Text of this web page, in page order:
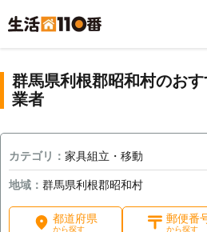
群馬県利根郡昭和村のお
業者
カテゴリ： 家具組立・移動
地域： 群馬県利根郡昭和村
都道府県
から探す
郵便番
から探す